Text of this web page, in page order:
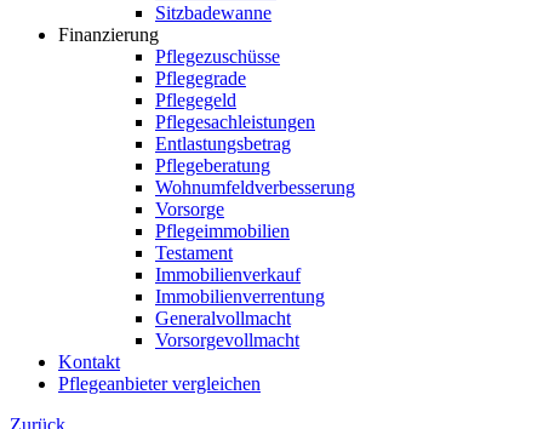
Sitzbadewanne
Finanzierung
Pflegezuschüsse
Pflegegrade
Pflegegeld
Pflegesachleistungen
Entlastungsbetrag
Pflegeberatung
Wohnumfeldverbesserung
Vorsorge
Pflegeimmobilien
Testament
Immobilienverkauf
Immobilienverrentung
Generalvollmacht
Vorsorgevollmacht
Kontakt
Pflegeanbieter vergleichen
Zurück